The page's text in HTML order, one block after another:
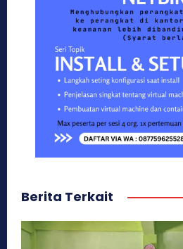
Berita Terkait